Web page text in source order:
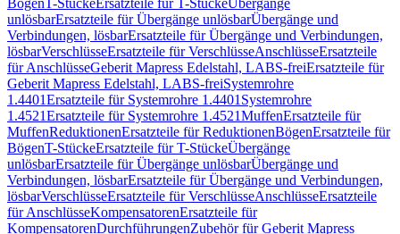
BögenT-StückeErsatzteile für T-StückeÜbergänge
unlösbarErsatzteile für Übergänge unlösbarÜbergänge und
Verbindungen, lösbarErsatzteile für Übergänge und Verbindungen,
lösbarVerschlüsseErsatzteile für VerschlüsseAnschlüsseErsatzteile
für AnschlüsseGeberit Mapress Edelstahl, LABS-freiErsatzteile für
Geberit Mapress Edelstahl, LABS-freiSystemrohre
1.4401Ersatzteile für Systemrohre 1.4401 Systemrohre
1.4521Ersatzteile für Systemrohre 1.4521MuffenErsatzteile für
MuffenReduktionenErsatzteile für ReduktionenBögenErsatzteile für
BögenT-StückeErsatzteile für T-StückeÜbergänge
unlösbarErsatzteile für Übergänge unlösbarÜbergänge und
Verbindungen, lösbarErsatzteile für Übergänge und Verbindungen,
lösbarVerschlüsseErsatzteile für VerschlüsseAnschlüsseErsatzteile
für AnschlüsseKompensatorenErsatzteile für
KompensatorenDurchführungenZubehör für Geberit Mapress